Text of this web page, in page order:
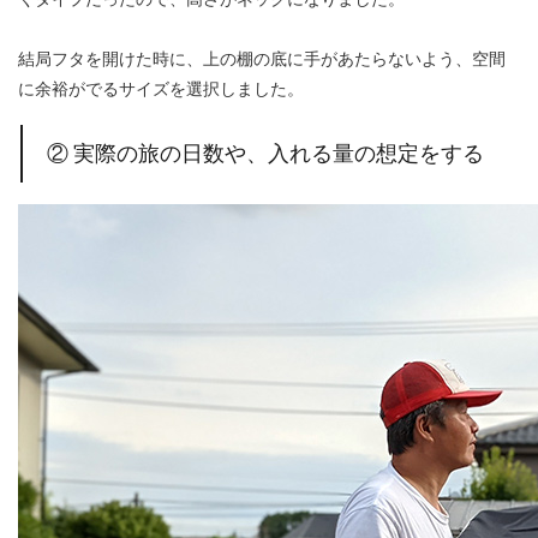
結局フタを開けた時に、上の棚の底に手があたらないよう、空間
に余裕がでるサイズを選択しました。
② 実際の旅の日数や、入れる量の想定をする